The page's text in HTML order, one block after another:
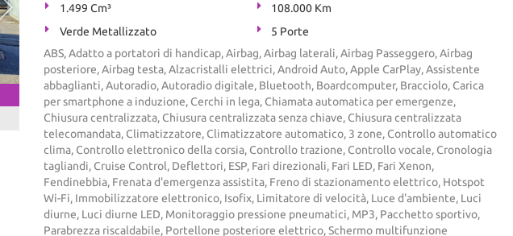
1.499 Cm³
108.000 Km
Verde Metallizzato
5 Porte
ABS, Adatto a portatori di handicap, Airbag, Airbag laterali, Airbag Passeggero, Airbag
posteriore, Airbag testa, Alzacristalli elettrici, Android Auto, Apple CarPlay, Assistente
abbaglianti, Autoradio, Autoradio digitale, Bluetooth, Boardcomputer, Bracciolo, Carica
per smartphone a induzione, Cerchi in lega, Chiamata automatica per emergenze,
Chiusura centralizzata, Chiusura centralizzata senza chiave, Chiusura centralizzata
telecomandata, Climatizzatore, Climatizzatore automatico, 3 zone, Controllo automatico
clima, Controllo elettronico della corsia, Controllo trazione, Controllo vocale, Cronologia
tagliandi, Cruise Control, Deflettori, ESP, Fari direzionali, Fari LED, Fari Xenon,
Fendinebbia, Frenata d'emergenza assistita, Freno di stazionamento elettrico, Hotspot
Wi-Fi, Immobilizzatore elettronico, Isofix, Limitatore di velocità, Luce d'ambiente, Luci
diurne, Luci diurne LED, Monitoraggio pressione pneumatici, MP3, Pacchetto sportivo,
Parabrezza riscaldabile, Portellone posteriore elettrico, Schermo multifunzione